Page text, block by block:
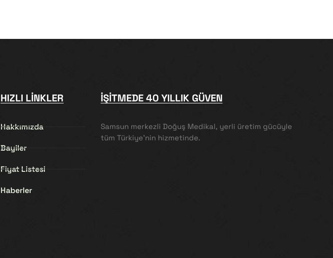
HIZLI LINKLER
Hakkımızda
Bayiler
Fiyat Listesi
Haberler
İŞİTMEDE 40 YILLIK GÜVEN
Samsun merkezli Doğuş Medikal, yerli üretim gücüyle
tüm Türkiye’nin hizmetinde.